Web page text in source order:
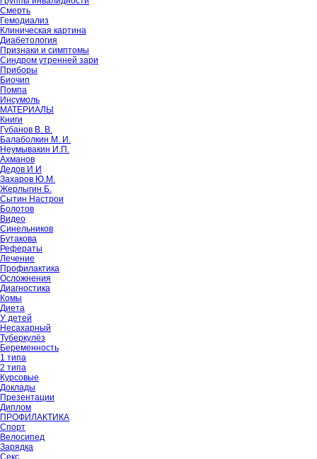
Смерть
Гемодиализ
Клиническая картина
Диабетология
Признаки и симптомы
Синдром утренней зари
Приборы
Биочип
Помпа
Инсумоль
МАТЕРИАЛЫ
Книги
Губанов В. В.
Балаболкин М. И.
Неумывакин И.П.
Ахманов
Дедов И И
Захаров Ю.М.
Жерлыгин Б.
Сытин Настрои
Болотов
Видео
Синельников
Бутакова
Рефераты
Лечение
Профилактика
Осложнения
Диагностика
Комы
Диета
У детей
Несахарный
Туберкулёз
Беременность
1 типа
2 типа
Курсовые
Доклады
Презентации
Диплом
ПРОФИЛАКТИКА
Спорт
Велосипед
Зарядка
Секс